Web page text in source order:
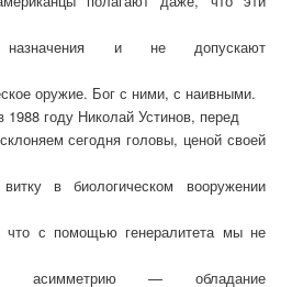
и не допускают
оружие. Бог с ними, с наивными.
году Николай Устинов, перед
сегодня головы, ценой своей
в биологическом вооружении
что с помощью генералитета мы не
асимметрию — обладание